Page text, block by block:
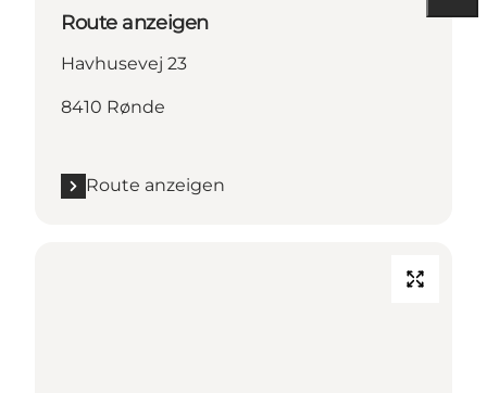
Route anzeigen
Havhusevej 23
8410 Rønde
Route anzeigen